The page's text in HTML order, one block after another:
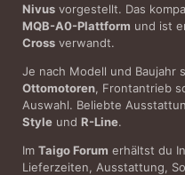
Nivus vorgestellt. Das
MQB-A0-Plattform und ist
Cross verwandt.
Je nach Modell und Baujahr
Ottomotoren, Frontantrieb
Auswahl. Beliebte
Style und R-Line.
Im Taigo Forum erhältst du
Lieferzeiten, Ausstattung,